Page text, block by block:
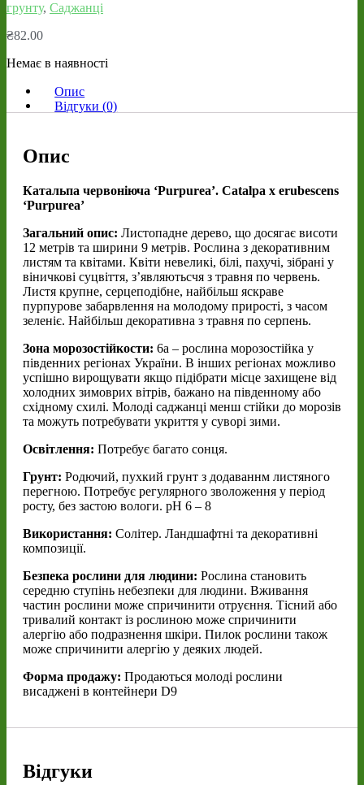
грунту, Саджанці
₴82.00
Немає в наявності
Опис
Відгуки (0)
Опис
Катальпа червоніюча ‘Purpurea’. Catalpa x erubescens
‘Purpurea’
Загальний опис: Листопадне дерево, що досягає висоти
12 метрів та ширини 9 метрів. Рослина з декоративним
листям та квітами. Квіти невеликі, білі, пахучі, зібрані у
віничкові суцвіття, з’являютьсчя з травня по червень.
Листя крупне, серцеподібне, найбільш яскраве
пурпурове забарвлення на молодому прирості, з часом
зеленіє. Найбільш декоративна з травня по серпень.
Зона морозостійкости: 6а – рослина морозостійка у
південних регіонах України. В інших регіонах можливо
успішно вирощувати якщо підібрати місце захищене від
холодних зимоврих вітрів, бажано на південному або
східному схилі. Молоді саджанці менш стійки до морозів
та можуть потребувати укриття у суворі зими.
Освітлення: Потребує багато сонця.
Грунт: Родючий, пухкий грунт з додаваннм листяного
перегною. Потребує регулярного зволоження у період
росту, без застою вологи. pH 6 – 8
Використання: Солітер. Ландшафтні та декоративні
композиції.
Безпека рослини для людини: Рослина становить
середню ступінь небезпеки для людини. Вживання
частин рослини може спричинити отруєння. Тісний або
тривалий контакт із рослиною може спричинити
алергію або подразнення шкіри. Пилок рослини також
може спричинити алергію у деяких людей.
Форма продажу: Продаються молоді рослини
висаджені в контейнери D9
Відгуки